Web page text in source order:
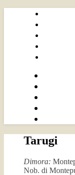
Tarugi
Dimora:
Nob. di